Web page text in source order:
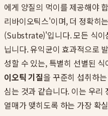
에게 양질의 먹이를 제공해야
리바이오틱스'이며, 더 정확히
(Substrate)'입니다. 모든 식이
닙니다. 유익균이 효과적으로
성할 수 있는, 특별히 선별된
이오틱 기질을 꾸준히 섭취하
심는 것과 같습니다. 이는 우리
열매가 맺히도록 하는 가장 확